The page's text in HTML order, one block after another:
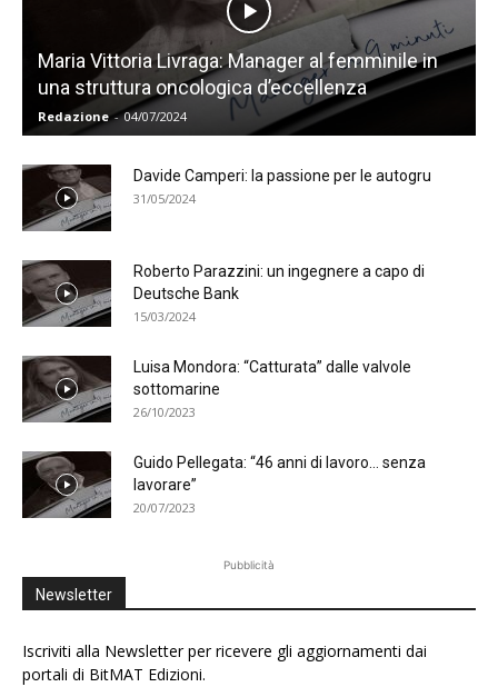
Maria Vittoria Livraga: Manager al femminile in
una struttura oncologica d’eccellenza
Redazione - 04/07/2024
Davide Camperi: la passione per le autogru
31/05/2024
Roberto Parazzini: un ingegnere a capo di
Deutsche Bank
15/03/2024
Luisa Mondora: “Catturata” dalle valvole
sottomarine
26/10/2023
Guido Pellegata: “46 anni di lavoro… senza
lavorare”
20/07/2023
Pubblicità
Newsletter
Iscriviti alla Newsletter per ricevere gli aggiornamenti dai
portali di BitMAT Edizioni.